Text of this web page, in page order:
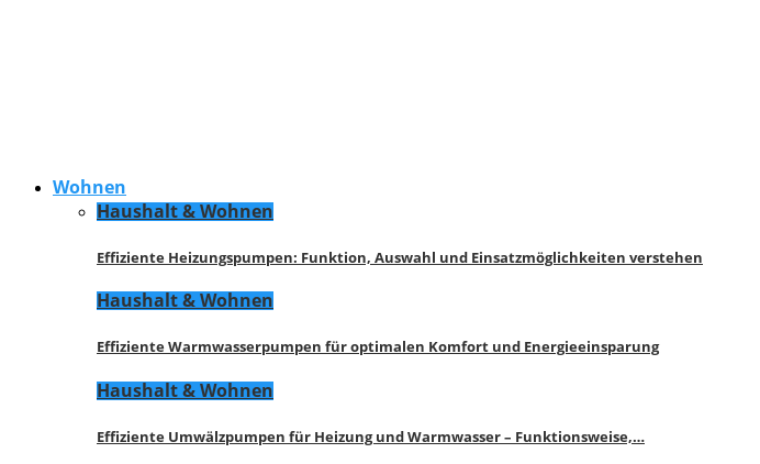
Wohnen
Haushalt & Wohnen
Effiziente Heizungspumpen: Funktion, Auswahl und Einsatzmöglichkeiten verstehen
Haushalt & Wohnen
Effiziente Warmwasserpumpen für optimalen Komfort und Energieeinsparung
Haushalt & Wohnen
Effiziente Umwälzpumpen für Heizung und Warmwasser – Funktionsweise,…